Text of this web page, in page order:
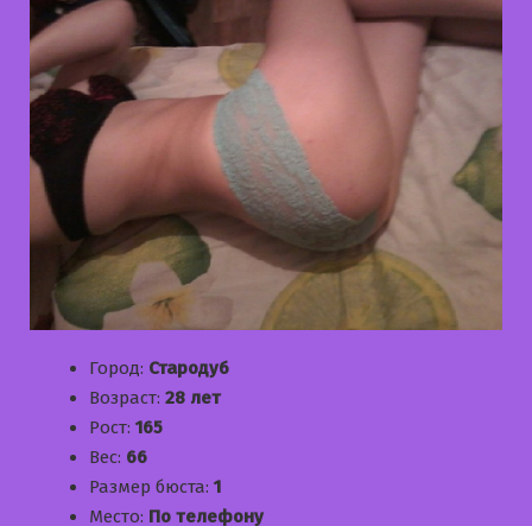
Город: Стародуб
Возраст: 28 лет
Рост: 165
Вес: 66
Размер бюста: 1
Место: По телефону